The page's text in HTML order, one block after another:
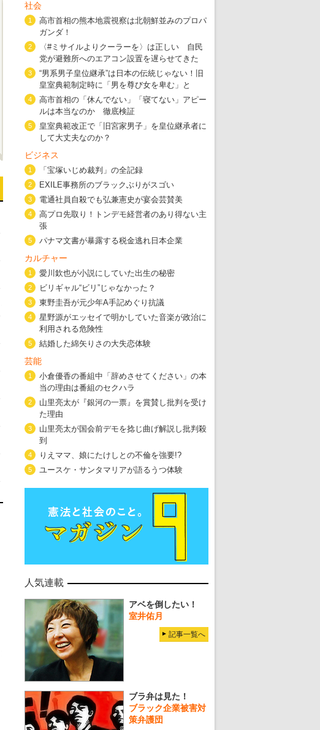
特集2
・ 大ウソだらけの東京五輪！ 安倍・菅・森はどんな嘘を
・ 五輪サッカー・久保建英が南アの陽性者に「僕らに損ではない
・ 五輪関係者が入国当日、築地を散歩！
・
五輪でIOCラウンジ以外にVIPルーム、広告代理店は物品購入
社会
1
高市首相の熊本地震視察は北朝鮮並みのプロパ
ガンダ！
2
〈#ミサイルよりクーラーを〉は正しい 自民
党が避難所へのエアコン設置を遅らせてきた
3
“男系男子皇位継承”は日本の伝統じゃない！旧
皇室典範制定時に「男を尊び女を卑む」と
4
高市首相の「休んでない」「寝てない」アピー
ルは本当なのか 徹底検証
5
皇室典範改正で「旧宮家男子」を皇位継承者に
して大丈夫なのか？
ビジネス
1 「宝塚いじめ裁判」の全記録
2 EXILE事務所のブラックぶりがスゴい
3 電通社員自殺でも弘兼憲史が宴会芸賛美
4
高プロ先取り！トンデモ経営者のあり得ない主
張
5 パナマ文書が暴露する税金逃れ日本企業
カルチャー
1 愛川欽也が小説にしていた出生の秘密
2 ビリギャル“ビリ”じゃなかった？
3 東野圭吾が元少年A手記めぐり抗議
4
星野源がエッセイで明かしていた音楽が政治に
利用される危険性
5 結婚した綿矢りさの大失恋体験
芸能
1
小倉優香の番組中「辞めさせてください」の本
当の理由は番組のセクハラ
2
山里亮太が『銀河の一票』を賞賛し批判を受け
た理由
3
山里亮太が国会前デモを捻じ曲げ解説し批判殺
到
4 りえママ、娘にたけしとの不倫を強要!?
5 ユースケ・サンタマリアが語るうつ体験
人気連載
アベを倒したい！
室井佑月
記事一覧へ
ブラ弁は見た！
ブラック企業被害対
策弁護団